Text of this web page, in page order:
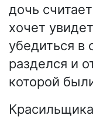
дочь
хочет
убедиться в
разделся и
которой